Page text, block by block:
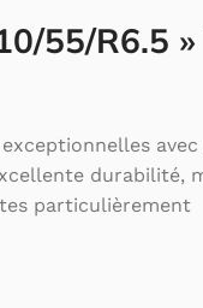
55/R6.5
avec
durabilité,
particulièrement